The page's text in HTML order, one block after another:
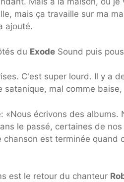
mais ça travaille sur ma
ajouté.
du Exode Sound puis
C'est super lourd. Il y a
satanique, mal comme
écrivons des albums.
le passé, certaines de
chanson est terminée quand
est le retour du chanteur